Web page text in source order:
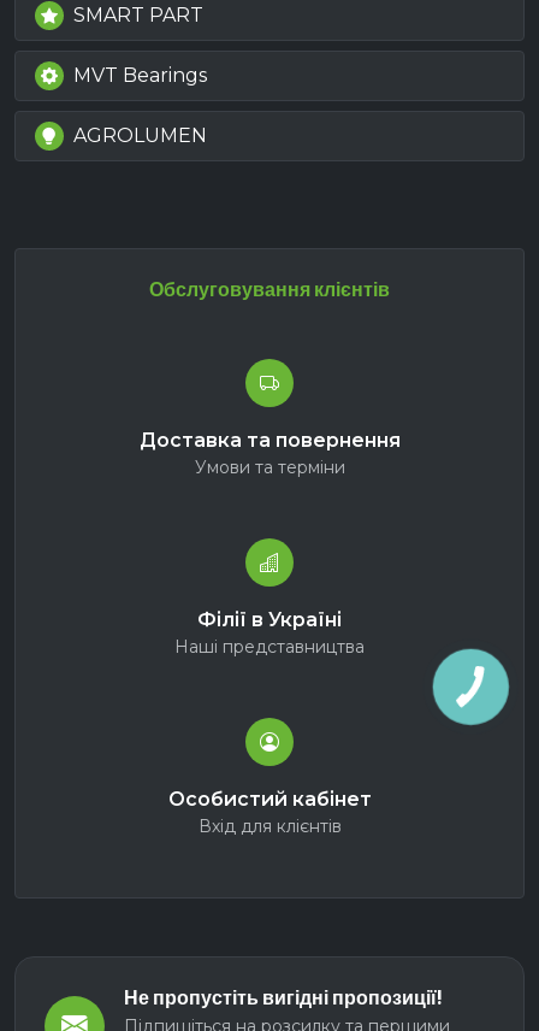
SMART PART
MVT Bearings
AGROLUMEN
Обслуговування клієнтів
Доставка та повернення
Умови та терміни
Філії в Україні
Наші представництва
Особистий кабінет
Вхід для клієнтів
Не пропустіть вигідні пропозиції!
Підпишіться на розсилку та першими